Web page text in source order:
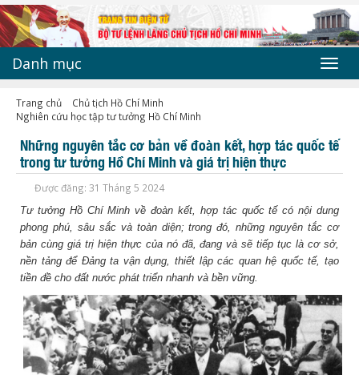
Danh mục
Trang chủ
Chủ tịch Hồ Chí Minh
Nghiên cứu học tập tư tưởng Hồ Chí Minh
Những nguyên tắc cơ bản về đoàn kết, hợp tác quốc tế
trong tư tưởng Hồ Chí Minh và giá trị hiện thực
Được đăng: 31 Tháng 5 2024
Tư tưởng Hồ Chí Minh về đoàn kết, hợp tác quốc tế có nội dung
phong phú, sâu sắc và toàn diện; trong đó, những nguyên tắc cơ
bản cùng giá trị hiện thực của nó đã, đang và sẽ tiếp tục là cơ sở,
nền tảng để Đảng ta vận dụng, thiết lập các quan hệ quốc tế, tạo
tiền đề cho đất nước phát triển nhanh và bền vững.